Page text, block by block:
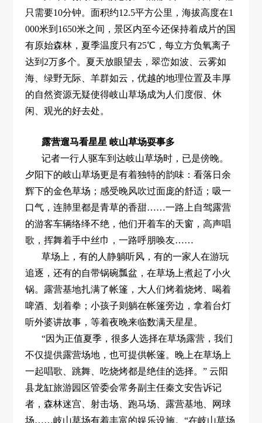
只需要10分钟。面积约12.5平方公里，海拔高度在1
000米到1650米之间，景区内至今还保持着成片的国
有原始森林，夏季温度只有25℃，每立方负氧离子
达到2万多个。夏天放眼望去，翠峦如波、云雾如
海、绿野无际、羊群如云，优越的地理位置及丰厚
的自然资源无疑使得岐山草场成为人们度假、休
闲、观光的好去处。
露营遛马看星星 岐山草场耍事多
记者一行人驱车到达岐山草场时，已是傍晚。
夕阳下的岐山草场更是有着独特的韵味：看落日余
辉下的金色草场；感受晚风吹过面庞的舒适；吸一
口气，连肺里都是青草的香甜……一路上自驾露营
的游客车辆络绎不绝，他们开着车的天窗，高声唱
歌，挥舞着手中丝巾，一路呼朋唤友……
草场上，有的人静躺听风，有的一家人在游玩
追逐，还有的自带锅碗瓢盆，在草场上煮起了小火
锅。露营基地扎满了帐篷，大人们烤着烧烤、喝着
啤酒、划着拳；小孩子则躺在帐篷旁边，拿着台灯
听外婆讲故事，等着夜晚来临数满天星星。
“因为正值夏季，很多人选择在草场露营，我们
不仅提供露营场地，也可提供帐篷。晚上在草场上
一起唱歌、跳舞、吃烧烤都是绝佳的选择。” 云阳
县龙缸旅游园区管委会常务副主任秦文安告诉记
者，森林迷宫、射击场、跑马场、露营基地、网球
场……岐山草场有着丰富的娱乐设施。“在岐山草场